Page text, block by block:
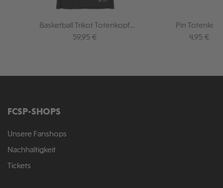
Basketball Trikot Totenkopf
schwarz
Regulärer Preis:
59,95 €
Pin Totenkopf
Regulärer
4,95 €
FCSP-SHOPS
Unsere Fanshops
Nachhaltigkeit
Tickets